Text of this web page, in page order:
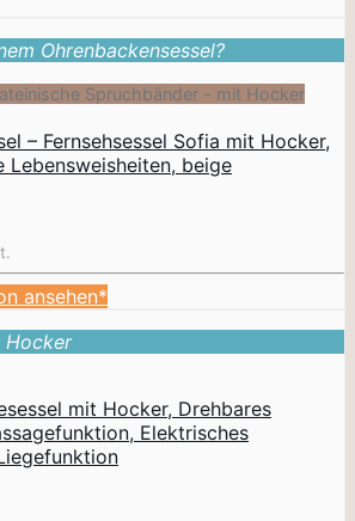
Ohrenbackensessel?
Spruchbänder - mit Hocker
– Fernsehsessel Sofia mit Hocker,
Lebensweisheiten, beige
ansehen*
Hocker
mit Hocker, Drehbares
Elektrisches